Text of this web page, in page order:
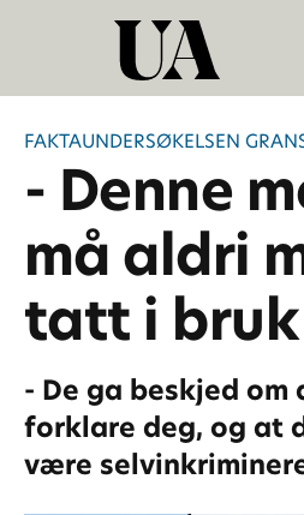
FAKTAUNDERSØKELSEN
- Denne
må aldri
tatt i bruk
- De ga beskjed om
forklare deg, og at
være